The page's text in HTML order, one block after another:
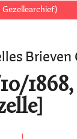
Gezellearchief)
Brieven